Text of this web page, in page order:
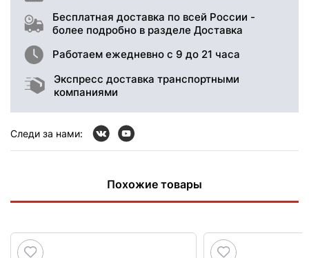
Бесплатная доставка по всей России -
более подробно в разделе Доставка
Работаем ежедневно с 9 до 21 часа
Экспресс доставка транспортными
компаниями
Следи за нами:
Похожие товары